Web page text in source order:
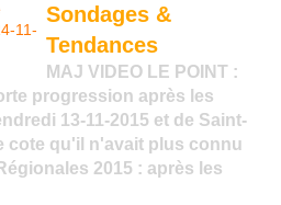
Sondages &
Tendances
MAJ VIDEO LE POINT :
progression après les
13-11-2015 et de Saint-
cote qu'il n'avait plus connu
2015 : après les